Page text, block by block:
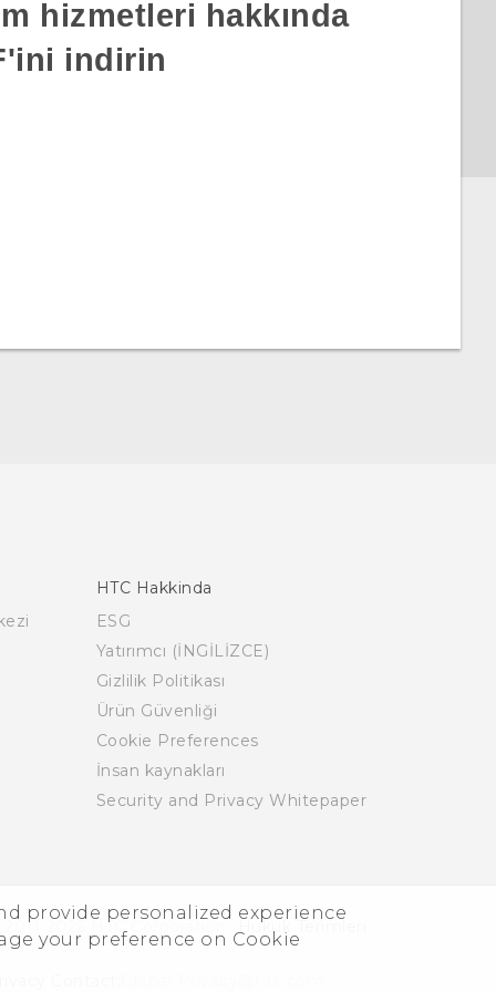
provide personalized experience
your preference on Cookie
hizmetleri hakkında
indirin
HTC Hakkinda
ESG
Yatırımcı (İNGİLİZCE)
Gizlilik Politikası
Ürün Güvenliği
Cookie Preferences
İnsan kaynakları
Security and Privacy Whitepaper
2026 HTC Corporation Hukuk Terimleri